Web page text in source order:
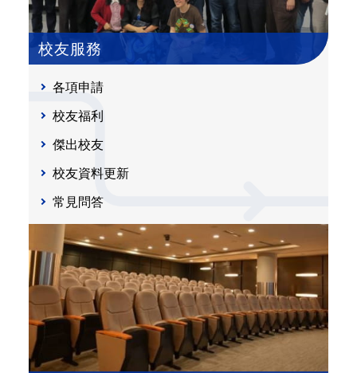
校友服務
各項申請
校友福利
傑出校友
校友資料更新
常見問答